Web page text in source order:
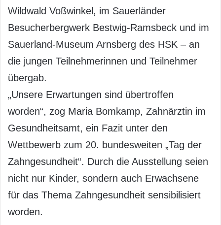
Wildwald Voßwinkel, im Sauerländer
Besucherbergwerk Bestwig-Ramsbeck und im
Sauerland-Museum Arnsberg des HSK – an
die jungen Teilnehmerinnen und Teilnehmer
übergab.
„Unsere Erwartungen sind übertroffen
worden“, zog Maria Bomkamp, Zahnärztin im
Gesundheitsamt, ein Fazit unter den
Wettbewerb zum 20. bundesweiten „Tag der
Zahngesundheit“. Durch die Ausstellung seien
nicht nur Kinder, sondern auch Erwachsene
für das Thema Zahngesundheit sensibilisiert
worden.